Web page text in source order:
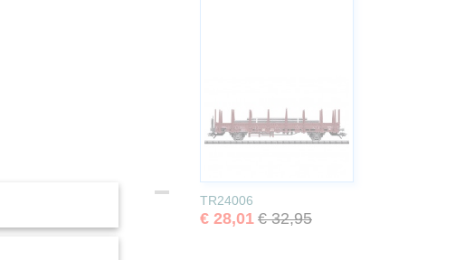
TR24006
€ 28,01 € 32,95